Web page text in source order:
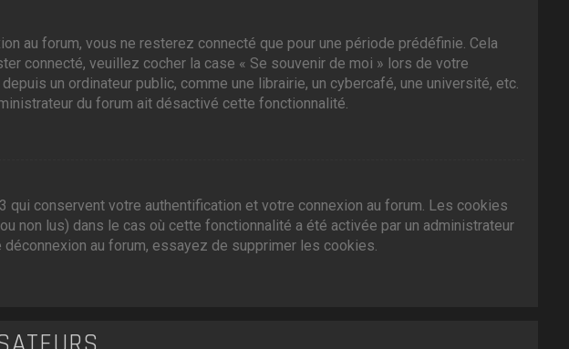
au forum, vous ne resterez connecté que pour une période prédéfinie. Cela
connecté, veuillez cocher la case « Se souvenir de moi » lors de votre
un ordinateur public, comme une librairie, un cybercafé, une université, etc.
du forum ait désactivé cette fonctionnalité.
conservent votre authentification et votre connexion au forum. Les cookies
non lus) dans le cas où cette fonctionnalité a été activée par un administrateur
au forum, essayez de supprimer les cookies.